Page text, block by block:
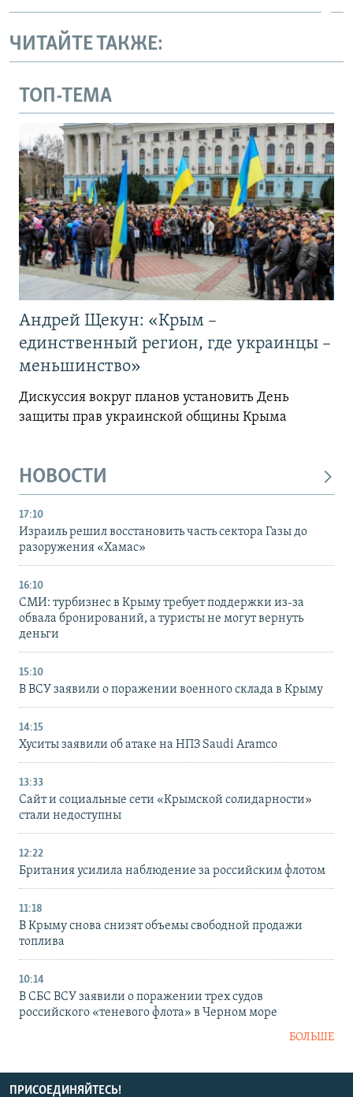
ЧИТАЙТЕ ТАКЖЕ:
ТОП-ТЕМА
Андрей Щекун: «Крым –
единственный регион, где украинцы –
меньшинство»
Дискуссия вокруг планов установить День
защиты прав украинской общины Крыма
НОВОСТИ
17:10
Израиль решил восстановить часть сектора Газы до
разоружения «Хамас»
16:10
СМИ: турбизнес в Крыму требует поддержки из-за
обвала бронирований, а туристы не могут вернуть
деньги
15:10
В ВСУ заявили о поражении военного склада в Крыму
14:15
Хуситы заявили об атаке на НПЗ Saudi Aramco
13:33
Сайт и социальные сети «Крымской солидарности»
стали недоступны
12:22
Британия усилила наблюдение за российским флотом
11:18
В Крыму снова снизят объемы свободной продажи
топлива
10:14
В СБС ВСУ заявили о поражении трех судов
российского «теневого флота» в Черном море
БОЛЬШЕ
ПРИСОЕДИНЯЙТЕСЬ!